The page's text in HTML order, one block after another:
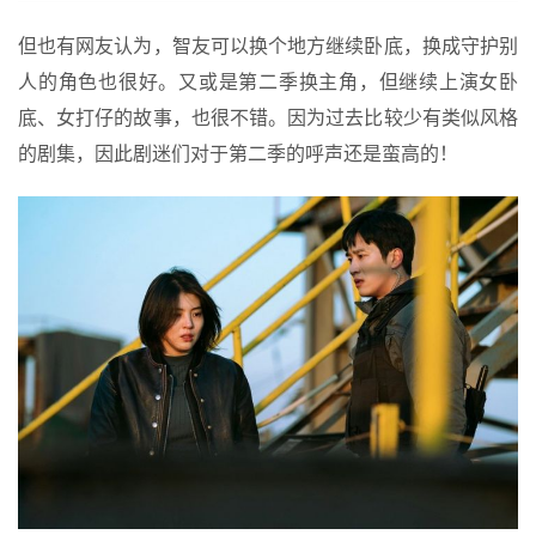
但也有网友认为，智友可以换个地方继续卧底，换成守护别
人的角色也很好。又或是第二季换主角，但继续上演女卧
底、女打仔的故事，也很不错。因为过去比较少有类似风格
的剧集，因此剧迷们对于第二季的呼声还是蛮高的！